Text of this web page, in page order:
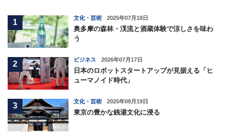
1
文化・芸術 2025年07月18日
奥多摩の森林・渓流と酒蔵体験で涼しさを味わ
う
2
ビジネス 2026年07月17日
日本のロボットスタートアップが見据える「ヒ
ューマノイド時代」
3
文化・芸術 2025年09月19日
東京の豊かな銭湯文化に浸る